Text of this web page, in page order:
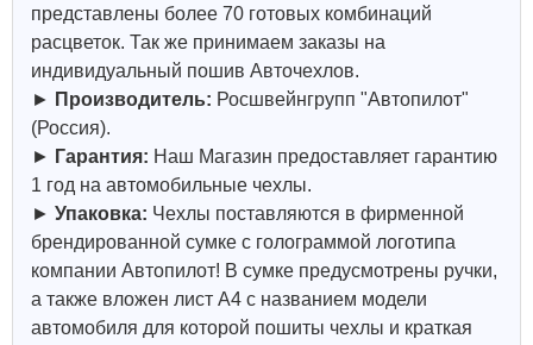
представлены более 70 готовых комбинаций
расцветок. Так же принимаем заказы на
индивидуальный пошив Авточехлов.
► Производитель: Росшвейнгрупп "Автопилот"
(Россия).
► Гарантия: Наш Магазин предоставляет гарантию
1 год на автомобильные чехлы.
► Упаковка: Чехлы поставляются в фирменной
брендированной сумке с голограммой логотипа
компании Автопилот! В сумке предусмотрены ручки,
а также вложен лист А4 с названием модели
автомобиля для которой пошиты чехлы и краткая